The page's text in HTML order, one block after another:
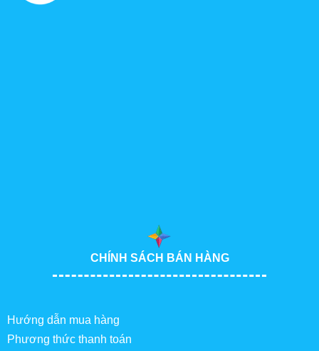
CHÍNH SÁCH BÁN HÀNG
Hướng dẫn mua hàng
Phương thức thanh toán